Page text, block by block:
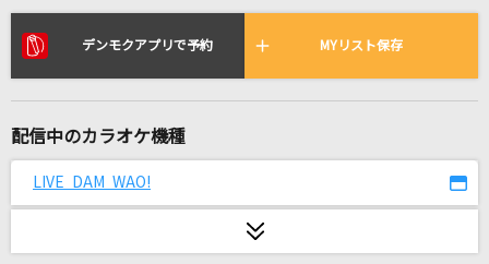
[生音]時の流れに身をまかせ
中島みゆき
Fighting My Way
デンモクアプリで予約 MYリスト保存
配信中のカラオケ機種
LIVE DAM WAO!